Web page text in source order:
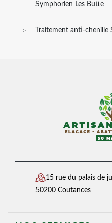
Symphorien Les Butte
Traitement anti-
15 rue du palais de
50200 Coutances